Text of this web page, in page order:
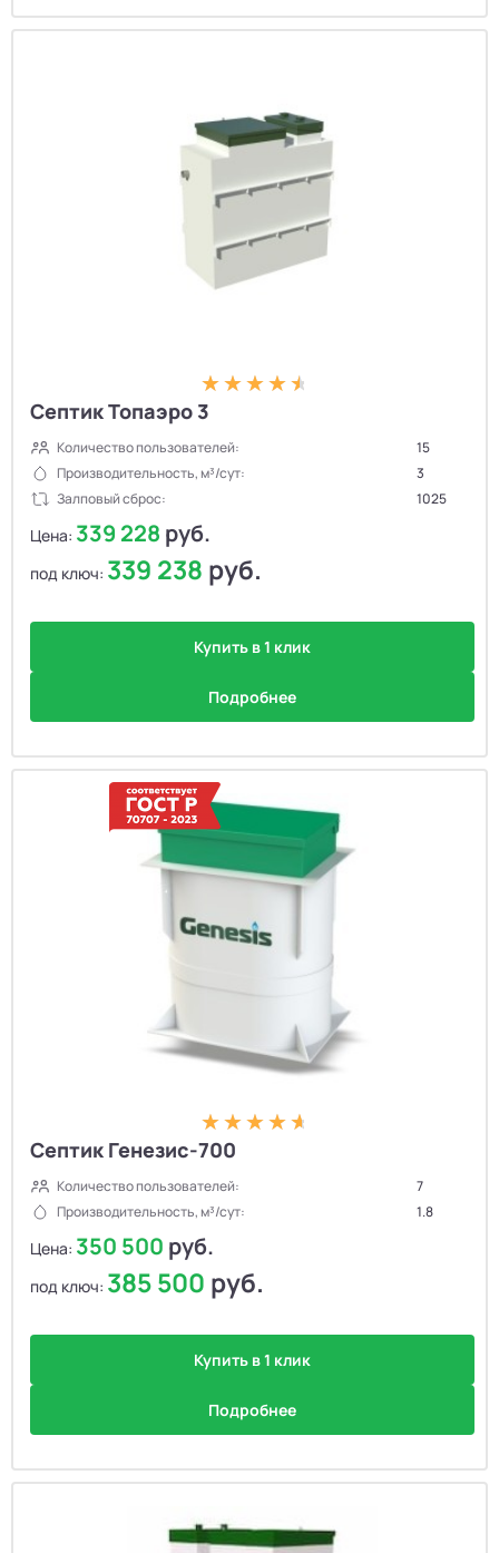
Септик Топаэро 3
Количество пользователей:
15
Производительность, м³/сут:
3
Залповый сброс:
1025
Цена: 339 228 руб.
под ключ: 339 238 руб.
Купить в 1 клик
Подробнее
Септик Генезис-700
Количество пользователей:
7
Производительность, м³/сут:
1.8
Цена: 350 500 руб.
под ключ: 385 500 руб.
Купить в 1 клик
Подробнее